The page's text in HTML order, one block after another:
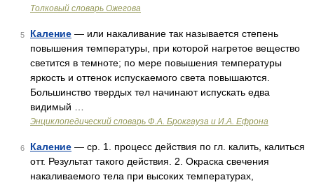
Толковый словарь Ожегова
5 Каление — или накаливание так называется степень
повышения температуры, при которой нагретое вещество
светится в темноте; по мере повышения температуры
яркость и оттенок испускаемого света повышаются.
Большинство твердых тел начинают испускать едва
видимый …
Энциклопедический словарь Ф.А. Брокгауза и И.А. Ефрона
6 Каление — ср. 1. процесс действия по гл. калить, калиться
отт. Результат такого действия. 2. Окраска свечения
накаливаемого тела при высоких температурах,